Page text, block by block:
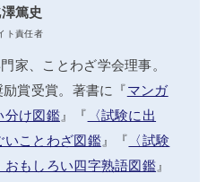
篤史
ト責任者
家、ことわざ学会理事。
賞受賞。著書に『マンガ
分け図鑑』『 〈試験に出
いことわざ図鑑』『 〈試験
もしろい四字熟語図鑑 』